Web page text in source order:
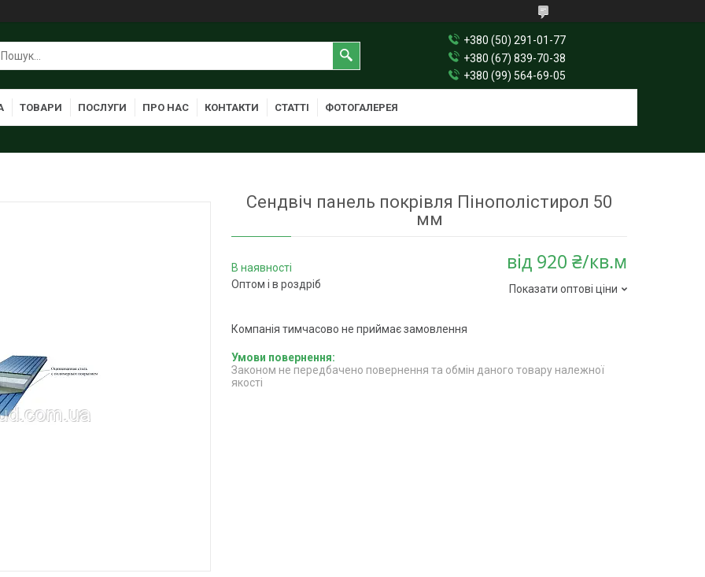
+380 (50) 291-01-77
+380 (67) 839-70-38
+380 (99) 564-69-05
ТОВАРИ ПОСЛУГИ ПРО НАС КОНТАКТИ СТАТТІ ФОТОГАЛЕРЕЯ
Сендвіч панель покрівля Пінополістирол 50
мм
В наявності
Оптом і в роздріб
від 920 ₴/кв.м
Показати оптові ціни
Компанія тимчасово не приймає замовлення
Законом не передбачено повернення та обмін даного товару належної
якості